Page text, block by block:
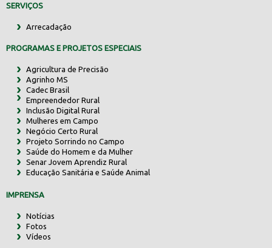
SERVIÇOS
Arrecadação
PROGRAMAS E PROJETOS ESPECIAIS
Agricultura de Precisão
Agrinho MS
Cadec Brasil
Empreendedor Rural
Inclusão Digital Rural
Mulheres em Campo
Negócio Certo Rural
Projeto Sorrindo no Campo
Saúde do Homem e da Mulher
Senar Jovem Aprendiz Rural
Educação Sanitária e Saúde Animal
IMPRENSA
Notícias
Fotos
Vídeos